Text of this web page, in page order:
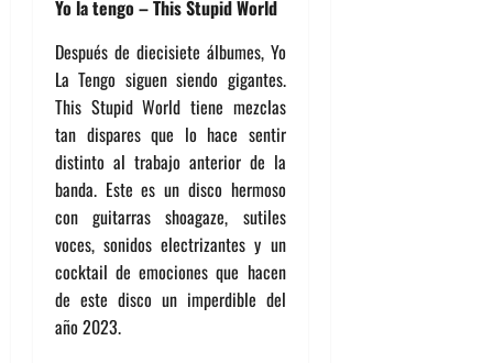
Yo la tengo – This Stupid World
Después de diecisiete álbumes, Yo
La Tengo siguen siendo gigantes.
This Stupid World tiene mezclas
tan dispares que lo hace sentir
distinto al trabajo anterior de la
banda. Este es un disco hermoso
con guitarras shoagaze, sutiles
voces, sonidos electrizantes y un
cocktail de emociones que hacen
de este disco un imperdible del
año 2023.